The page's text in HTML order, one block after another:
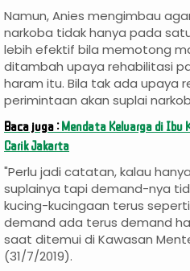
Namun, Anies mengimbau
narkoba tidak hanya pada
lebih efektif bila memotong
ditambah upaya rehabilitasi
haram itu. Bila tak ada upaya
perimintaan akan suplai
Baca juga :Mendata Keluarga di Ibu
Carik Jakarta
"Perlu jadi catatan, kalau
suplainya tapi demand-nya
kucing-kucingaan terus
demand ada terus demand
saat ditemui di Kawasan
(31/7/2019).